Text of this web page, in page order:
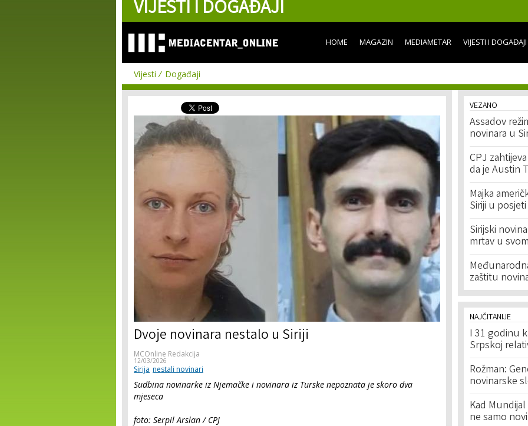
content
VIJESTI I DOGAĐAJI
HOME MAGAZIN MEDIAMETAR VIJESTI I DOGAĐAJI
Vijesti Događaji
Dvoje novinara nestalo u Siriji
MCOnline Redakcija
12/03/2026
Sirija nestali novinari
Sudbina novinarke iz Njemačke i novinara iz Turske nepoznata je skoro dva
mjeseca
foto: Serpil Arslan / CPJ
VEZANO
Assadov
novinara u
CPJ
da je Austin
Majka
Siriji u
Sirijski
mrtav u
zaštitu
NAJČITANIJE
I 31 godinu
Srpskoj
Rožman:
novinarske
Kad
ne samo